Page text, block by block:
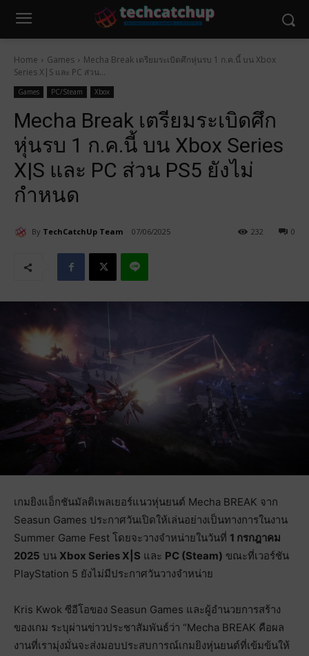
Home Games
Mecha Break เตรียมระเบิดศึกหุ่นรบ 1 ก.ค.นี้ บน Xbox
Series X|S และ PC ส่วน...
Games PC/Steam Xbox
Mecha Break เตรียมระเบิดศึก
หุ่นรบ 1 ก.ค.นี้ บน Xbox Series
X|S และ PC ส่วน PS5 ยังไม่
กำหนด
By TechCatchUp Team 07/06/2025 0
232
เกมยิงแอ็กชันมัลติเพลเยอร์แนวหุ่นยนต์ Mecha BREAK จาก
Seasun Games ประกาศวันเปิดให้เล่นอย่างเป็นทางการในงาน
Summer Game Fest โดยจะวางจำหน่ายในวันที่ 1 กรกฎาคม
2025 บน Xbox Series X|S และ PC (Steam) ขณะที่เวอร์ชัน
PlayStation 5 ยังไม่มีประกาศวันวางจำหน่าย
Kris Kwok ซีอีโอของ Seasun Games และผู้อำนวยการสร้าง
ของเกม ระบุผ่านข่าวประชาสัมพันธ์ว่า “Mecha BREAK คือผล
งานที่เรามุ่งมั่นจะส่งมอบประสบการณ์เกมยิงหุ่นยนต์ที่เข้มข้นให้